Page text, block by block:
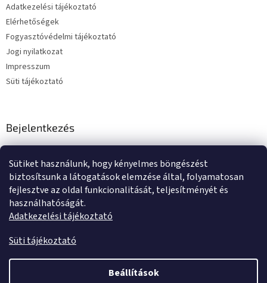
Sütiket használunk, hogy kényelmes böngészést
biztosítsunk a látogatások elemzése által, folyamatosan
fejlesztve az oldal funkcionalitását, teljesítményét és
használhatóságát.
Adatkezelési tájékoztató
Süti tájékoztató
Beállítások
Adatkezelési tájékoztató
Elérhetőségek
Fogyasztóvédelmi tájékoztató
Jogi nyilatkozat
Impresszum
Süti tájékoztató
Bejelentkezés
E-mail
Jelszó
BEJELENTKEZÉS
Új regisztrációElfelejtett jelszó
Shoptet készítette